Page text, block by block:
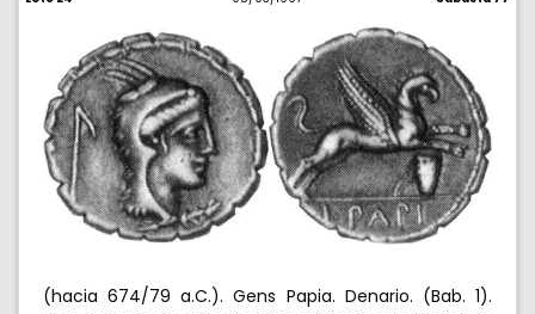
(hacia 674/79 a.C.). Gens Papia. Denario. (Bab. 1).